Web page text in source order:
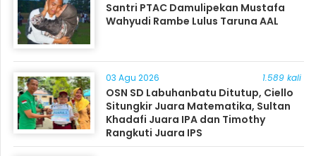
Santri PTAC Damulipekan Mustafa
Wahyudi Rambe Lulus Taruna AAL
03 Agu 2026 1.589 kali
OSN SD Labuhanbatu Ditutup, Ciello
Situngkir Juara Matematika, Sultan
Khadafi Juara IPA dan Timothy
Rangkuti Juara IPS